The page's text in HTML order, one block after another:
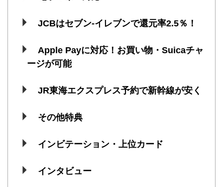
JCBはセブン-イレブンで還元率2.5％！
Apple Payに対応！お買い物・Suicaチャ
ージが可能
JR東海エクスプレス予約で新幹線が安く
その他特典
インビテーション・上位カード
インタビュー